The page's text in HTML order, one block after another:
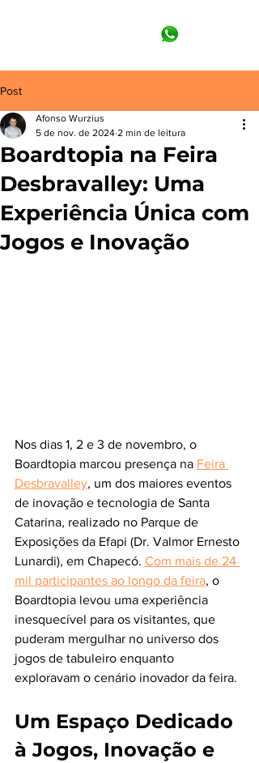
Post
Boardtopia na Feira
Desbravalley: Uma
Experiência Única com
Jogos e Inovação
Afonso Wurzius
5 de nov. de 2024 2 min de leitura
Nos dias 1, 2 e 3 de novembro, o
Boardtopia marcou presença na Feira
Desbravalley, um dos maiores eventos
de inovação e tecnologia de Santa
Catarina, realizado no Parque de
Exposições da Efapi (Dr. Valmor Ernesto
Lunardi), em Chapecó. Com mais de 24
mil participantes ao longo da feira, o
Boardtopia levou uma experiência
inesquecível para os visitantes, que
puderam mergulhar no universo dos
jogos de tabuleiro enquanto
exploravam o cenário inovador da feira.
Um Espaço Dedicado
à Jogos, Inovação e